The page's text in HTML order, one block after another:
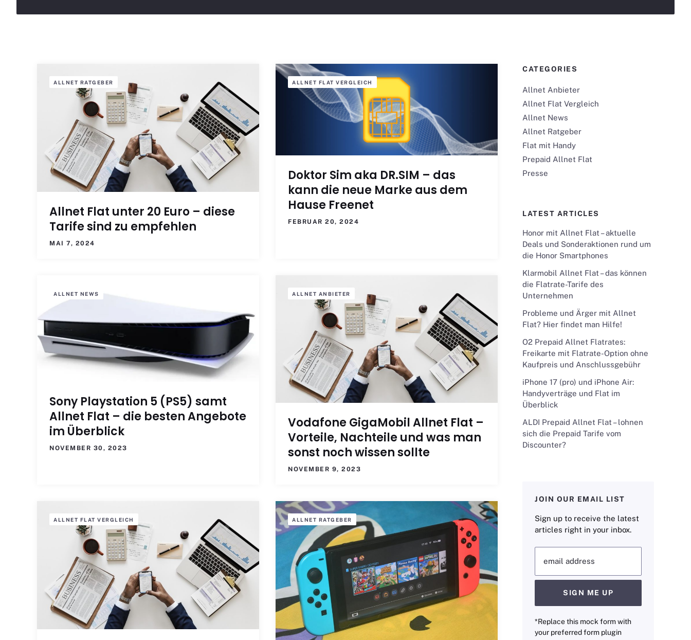
ALLNET RATGEBER
Allnet Flat unter 20 Euro – diese
Tarife sind zu empfehlen
MAI 7, 2024
ALLNET FLAT VERGLEICH
Doktor Sim aka DR.SIM – das
kann die neue Marke aus dem
Hause Freenet
FEBRUAR 20, 2024
ALLNET NEWS
Sony Playstation 5 (PS5) samt
Allnet Flat – die besten Angebote
im Überblick
NOVEMBER 30, 2023
ALLNET ANBIETER
Vodafone GigaMobil Allnet Flat –
Vorteile, Nachteile und was man
sonst noch wissen sollte
NOVEMBER 9, 2023
ALLNET FLAT VERGLEICH ALLNET RATGEBER
CATEGORIES
Allnet Anbieter
Allnet Flat Vergleich
Allnet News
Allnet Ratgeber
Flat mit Handy
Prepaid Allnet Flat
Presse
LATEST ARTICLES
Honor mit Allnet Flat – aktuelle
Deals und Sonderaktionen rund um
die Honor Smartphones
Klarmobil Allnet Flat – das können
die Flatrate-Tarife des
Unternehmen
Probleme und Ärger mit Allnet
Flat? Hier findet man Hilfe!
O2 Prepaid Allnet Flatrates:
Freikarte mit Flatrate-Option ohne
Kaufpreis und Anschlussgebühr
iPhone 17 (pro) und iPhone Air:
Handyverträge und Flat im
Überblick
ALDI Prepaid Allnet Flat – lohnen
sich die Prepaid Tarife vom
Discounter?
JOIN OUR EMAIL LIST
Sign up to receive the latest
articles right in your inbox.
email address
SIGN ME UP
*Replace this mock form with
your preferred form plugin